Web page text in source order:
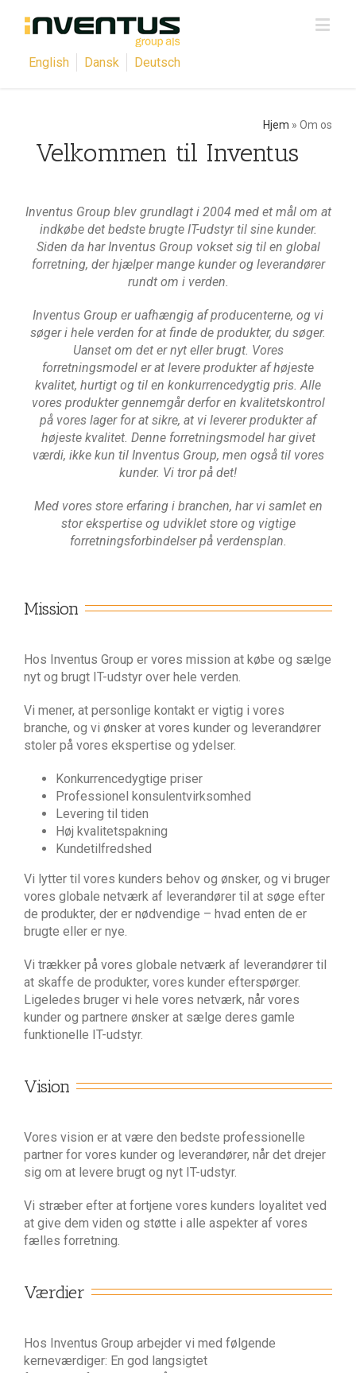
English Dansk Deutsch
Hjem » Om os
Velkommen til Inventus
Inventus Group blev grundlagt i 2004 med et mål om at
indkøbe det bedste brugte IT-udstyr til sine kunder.
Siden da har Inventus Group vokset sig til en global
forretning, der hjælper mange kunder og leverandører
rundt om i verden.
Inventus Group er uafhængig af producenterne, og vi
søger i hele verden for at finde de produkter, du søger.
Uanset om det er nyt eller brugt. Vores
forretningsmodel er at levere produkter af højeste
kvalitet, hurtigt og til en konkurrencedygtig pris. Alle
vores produkter gennemgår derfor en kvalitetskontrol
på vores lager for at sikre, at vi leverer produkter af
højeste kvalitet. Denne forretningsmodel har givet
værdi, ikke kun til Inventus Group, men også til vores
kunder. Vi tror på det!
Med vores store erfaring i branchen, har vi samlet en
stor ekspertise og udviklet store og vigtige
forretningsforbindelser på verdensplan.
Mission
Hos Inventus Group er vores mission at købe og sælge
nyt og brugt IT-udstyr over hele verden.
Vi mener, at personlige kontakt er vigtig i vores
branche, og vi ønsker at vores kunder og leverandører
stoler på vores ekspertise og ydelser.
Konkurrencedygtige priser
Professionel konsulentvirksomhed
Levering til tiden
Høj kvalitetspakning
Kundetilfredshed
Vi lytter til vores kunders behov og ønsker, og vi bruger
vores globale netværk af leverandører til at søge efter
de produkter, der er nødvendige – hvad enten de er
brugte eller er nye.
Vi trækker på vores globale netværk af leverandører til
at skaffe de produkter, vores kunder efterspørger.
Ligeledes bruger vi hele vores netværk, når vores
kunder og partnere ønsker at sælge deres gamle
funktionelle IT-udstyr.
Vision
Vores vision er at være den bedste professionelle
partner for vores kunder og leverandører, når det drejer
sig om at levere brugt og nyt IT-udstyr.
Vi stræber efter at fortjene vores kunders loyalitet ved
at give dem viden og støtte i alle aspekter af vores
fælles forretning.
Værdier
Hos Inventus Group arbejder vi med følgende
kerneværdiger: En god langsigtet